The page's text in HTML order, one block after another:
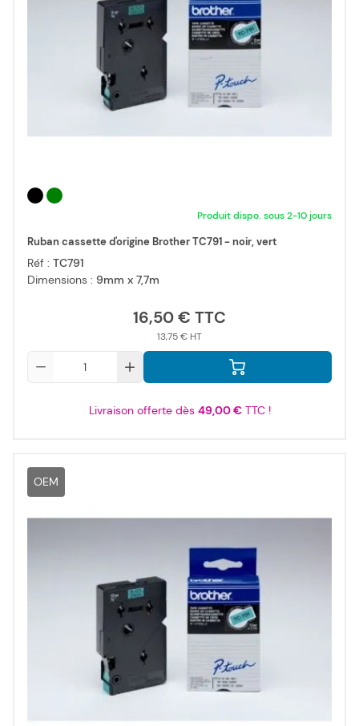
Produit dispo. sous 2-10 jours
Ruban cassette d'origine Brother TC791 - noir, vert
Réf : TC791
Dimensions : 9mm x 7,7m
16,50 €
13,75 €
Livraison offerte dès 49,00 €TTC !
OEM